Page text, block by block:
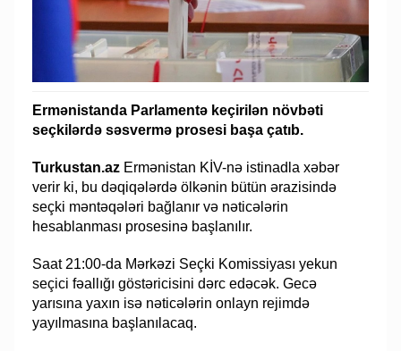
Ermənistanda Parlamentə keçirilən növbəti
seçkilərdə səsvermə prosesi başa çatıb.
Turkustan.az Ermənistan KİV-nə istinadla xəbər
verir ki, bu dəqiqələrdə ölkənin bütün ərazisində
seçki məntəqələri bağlanır və nəticələrin
hesablanması prosesinə başlanılır.
Saat 21:00-da Mərkəzi Seçki Komissiyası yekun
seçici fəallığı göstəricisini dərc edəcək. Gecə
yarısına yaxın isə nəticələrin onlayn rejimdə
yayılmasına başlanılacaq.